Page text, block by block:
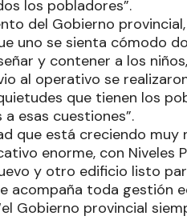
los pobladores”.
del Gobierno
uno se sienta cómodo
y contener a los
al operativo se
que tienen los
esas cuestiones”.
que está creciendo
enorme, con Niveles
y otro edificio listo
acompaña toda gestión
Gobierno provincial